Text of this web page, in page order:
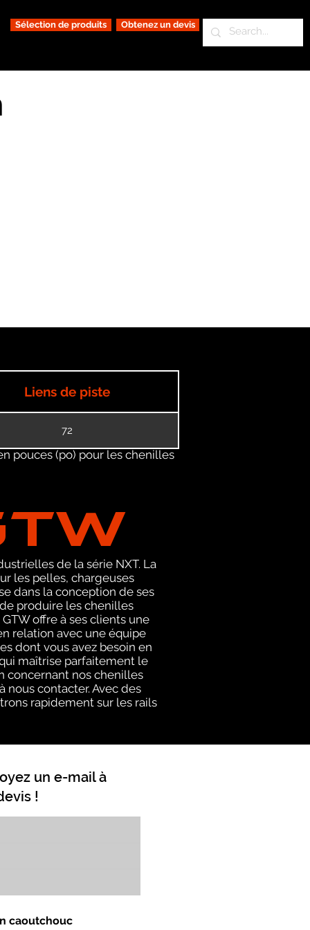
Sélection de produits Obtenez un devis
Liens de piste
72
pouces (po) pour les chenilles
de la série NXT. La
les pelles, chargeuses
dans la conception de ses
produire les chenilles
offre à ses clients une
relation avec une équipe
dont vous avez besoin en
maîtrise parfaitement le
concernant nos chenilles
nous contacter. Avec des
rapidement sur les rails
un e-mail à
!
caoutchouc